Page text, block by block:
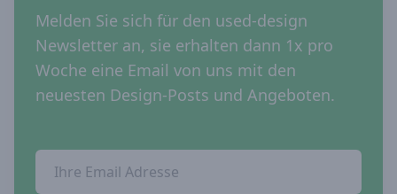
Melden Sie sich für den used-design
Newsletter an, sie erhalten dann 1x pro
Woche eine Email von uns mit den
neuesten Design-Posts und Angeboten.
Email Addresse